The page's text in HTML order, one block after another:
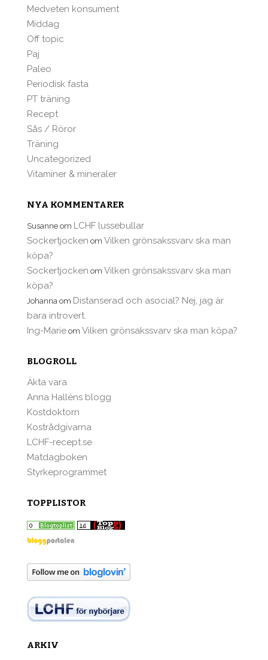
Medveten konsument
Middag
Off topic
Paj
Paleo
Periodisk fasta
PT träning
Recept
Sås / Röror
Träning
Uncategorized
Vitaminer & mineraler
NYA KOMMENTARER
Susanne om LCHF lussebullar
Sockertjocken om Vilken grönsakssvarv ska man
köpa?
Sockertjocken om Vilken grönsakssvarv ska man
köpa?
Johanna om Distanserad och asocial? Nej, jag är
bara introvert.
Ing-Marie om Vilken grönsakssvarv ska man köpa?
BLOGROLL
Äkta vara
Anna Halléns blogg
Kostdoktorn
Kostrådgivarna
LCHF-recept.se
Matdagboken
Styrkeprogrammet
TOPPLISTOR
ARKIV